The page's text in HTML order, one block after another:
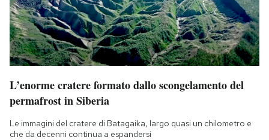
AREA PERSONALE
Area Personale
Newsletter
Esci
L’enorme cratere formato dallo scongelamento del
permafrost in Siberia
Le immagini del cratere di Batagaika, largo quasi un chilometro e
che da decenni continua a espandersi